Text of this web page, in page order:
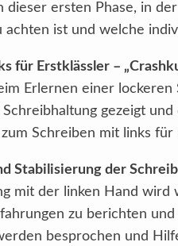
dieser ersten Phase, in
achten ist und welche
für Erstklässler –
Erlernen einer
gezeigt
Schreiben mit links für
Stabilisierung der
mit der linken Hand
zu berichten
besprochen und